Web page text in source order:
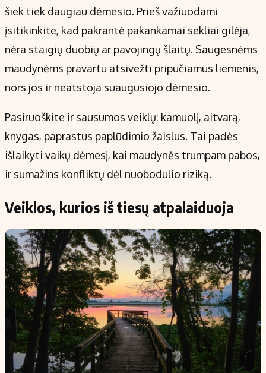
šiek tiek daugiau dėmesio. Prieš važiuodami
įsitikinkite, kad pakrantė pakankamai sekliai gilėja,
nėra staigių duobių ar pavojingų šlaitų. Saugesnėms
maudynėms pravartu atsivežti pripučiamus liemenis,
nors jos ir neatstoja suaugusiojo dėmesio.
Pasiruoškite ir sausumos veiklų: kamuolį, aitvarą,
knygas, paprastus paplūdimio žaislus. Tai padės
išlaikyti vaikų dėmesį, kai maudynės trumpam pabos,
ir sumažins konfliktų dėl nuobodulio riziką.
Veiklos, kurios iš tiesų atpalaiduoja